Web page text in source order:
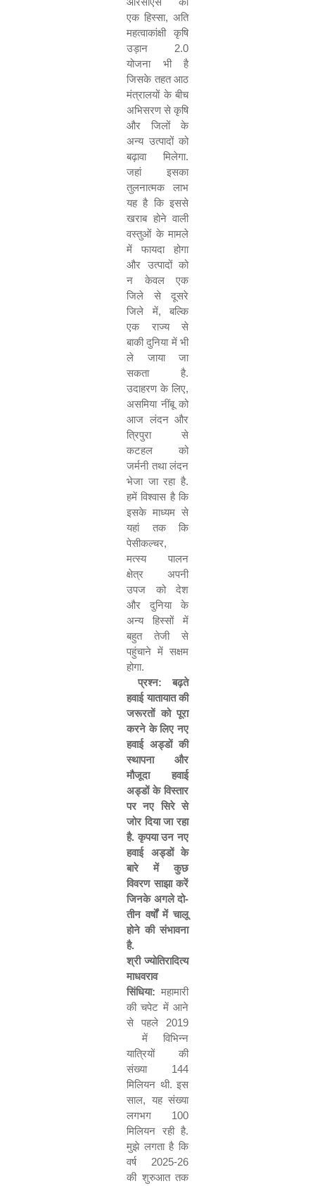
एक हिस्सा, अति
महत्वाकांक्षी
कृषि
उड़ान 2.0
योजना
भी
है
जिसके तहत आठ
मंत्रालयों के बीच
अभिसरण से कृषि
और
जिलों
के
अन्य उत्पादों को
बढ़ावा
मिलेगा.
जहां
इसका
तुलनात्मक
लाभ
यह है कि इससे
खराब होने वाली
वस्तुओं के मामले
में
फायदा
होगा
और उत्पादों को
न
केवल
एक
जिले
से
दूसरे
जिले
में, बल्कि
एक
राज्य
से
बाकी दुनिया में भी
ले
जाया
जा
सकता
है.
उदाहरण के लिए,
असमिया नींबू को
आज लंदन और
त्रिपुरा
से
कटहल
को
जर्मनी तथा लंदन
भेजा जा रहा है.
हमें विश्वास है कि
इसके माध्यम से
यहां
तक
कि
पेसीकल्चर,
मत्स्य
पालन
क्षेत्र
अपनी
उपज
को
देश
और
दुनिया
के
अन्य
हिस्सों
में
बहुत
तेजी
से
पहुंचाने में सक्षम
होगा.
प्रश्न: बढ़ते
हवाई यातायात की
जरूरतों को पूरा
करने के लिए नए
हवाई अड्डों की
स्थापना
और
मौजूदा
हवाई
अड्डों के विस्तार
पर नए सिरे से
जोर दिया जा रहा
है. कृपया उन नए
हवाई
अड्डों
के
बारे
में
कुछ
विवरण साझा करें
जिनके अगले दो-
तीन वर्षों में चालू
होने की संभावना
है.
श्री ज्योतिरादित्य
माधवराव
सिंधिया: महामारी
की चपेट में आने
से
पहले 2019
में
विभिन्न
यात्रियों
की
संख्या144
मिलियन थी. इस
साल, यह संख्या
लगभग 100
मिलियन रही है.
मुझे लगता है कि
वर्ष2025-26
की शुरुआत तक